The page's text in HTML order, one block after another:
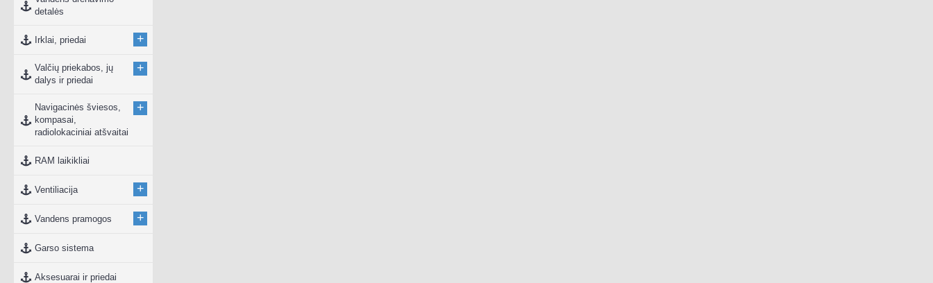
detalės
Irklai, priedai +
Valčių priekabos, jų
dalys ir priedai
+
Navigacinės šviesos,
kompasai,
radiolokaciniai atšvaitai
+
RAM laikikliai
Ventiliacija +
Vandens pramogos +
Garso sistema
Aksesuarai ir priedai